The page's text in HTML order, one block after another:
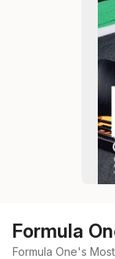
Formula
Formula One's